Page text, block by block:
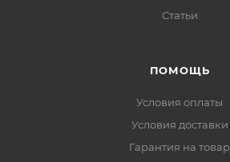
Статьи
ПОМОЩЬ
Условия оплаты
Условия доставки
Гарантия на товар